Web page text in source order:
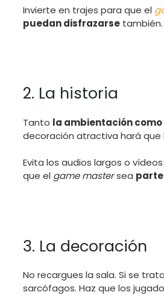
Invierte en trajes para que el
puedan disfrazarsetambién.
2. La historia
Tanto la ambientación
decoración atractiva hará que
Evita los audios largos o
que el game mastersea
3. La decoración
No recargues la sala. Si se
sarcófagos. Haz que los